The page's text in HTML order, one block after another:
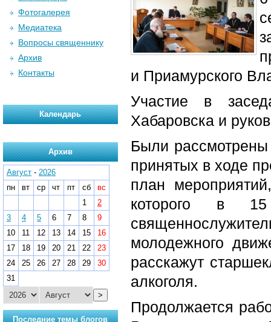
и Приамурского
Участие в
Хабаровска и
Были
принятых в ходе
план
которого в 15
молодежного
расскажут
алкоголя.
Продолжается
Фотогалерея
Медиатека
Вопросы священнику
Архив
Контакты
Календарь
Архив
Август - 2026
пн
вт ср чт пт сб
вс
1
2
3
4 5 6 7 8
9
10
11 12 13 14 15
16
17
18 19 20 21 22
23
24
25 26 27 28 29
30
31
>
Последние темы блогов